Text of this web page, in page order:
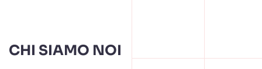
CHI SIAMO NOI